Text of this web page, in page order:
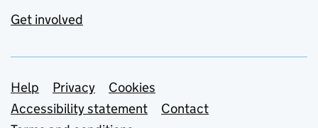
Get involved
Support links
Help Privacy
Cookies
Accessibility statement
Contact